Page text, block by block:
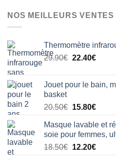
NOS MEILLEURS VENTES
Thermomètre
29.90€ Le
était :
22.40€Le
est :
Jouet pour le bain,
basket
20.50€ Le
initial
était :
20.50€.
15.80€Le
actuel
est :
Masque lavable et
soie pour femmes,
18.50€ Le
12.20€Le